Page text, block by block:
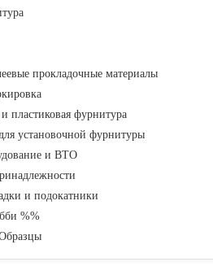
прокладочные материалы
пластиковая фурнитура
установочной фурнитуры
и ВТО
и подокатники
%%